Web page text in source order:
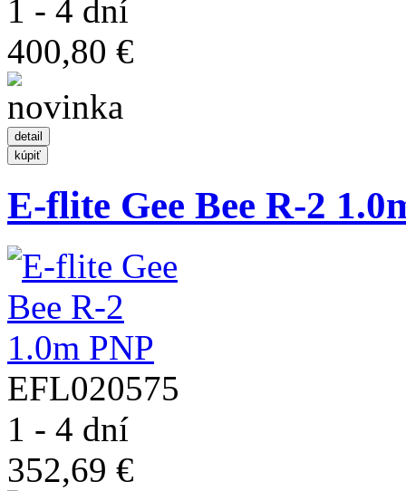
1 - 4 dní
400,80 €
E-flite Gee Bee R-2
EFL020575
1 - 4 dní
352,69 €